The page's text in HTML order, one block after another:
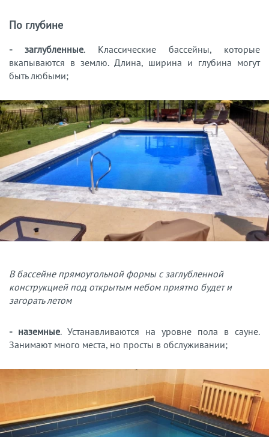
По глубине
- заглубленные. Классические бассейны, которые
вкапываются в землю. Длина, ширина и глубина могут
быть любыми;
В бассейне прямоугольной формы с заглубленной
конструкцией под открытым небом приятно будет и
загорать летом
- наземные. Устанавливаются на уровне пола в сауне.
Занимают много места, но просты в обслуживании;